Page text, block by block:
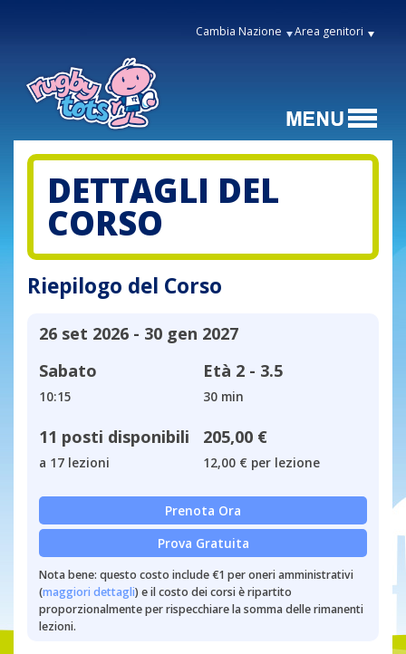
Cambia Nazione Area genitori
DETTAGLI DEL
CORSO
Riepilogo del Corso
26 set 2026 - 30 gen 2027
Sabato
10:15
Età 2 - 3.5
30 min
11 posti disponibili
a 17 lezioni
205,00 €
12,00 € per lezione
Prenota Ora
Prova Gratuita
Nota bene: questo costo include €1 per oneri amministrativi
(maggiori dettagli) e il costo dei corsi è ripartito
proporzionalmente per rispecchiare la somma delle rimanenti
lezioni.